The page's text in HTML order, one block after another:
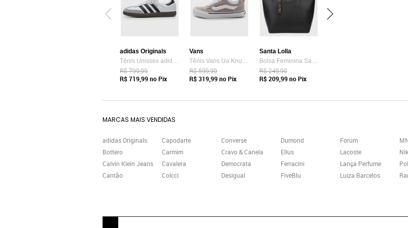
adidas Originals
Tênis Unissex adidas Originals Samba OG Branco
R$ 799,99
R$ 719,99no Pix
Vans
Tênis Vans Ua Knu Skool Bege
R$ 599,99
R$ 319,99no Pix
Santa Lolla
Bolsa Feminina Santa Lolla Tote Preta
R$ 249,90
R$ 209,99no Pix
MARCAS MAIS VENDIDAS
adidas Originals
Bottero
Calvin Klein Jeans
Cantão
Capodarte
Carmim
Cavalera
Colcci
Converse
Cravo & Canela
Democrata
Desigual
Dumond
Ellus
Ferracini
FiveBlu
Forum
Lacoste
Lança Perfume
Luiza Barcelos